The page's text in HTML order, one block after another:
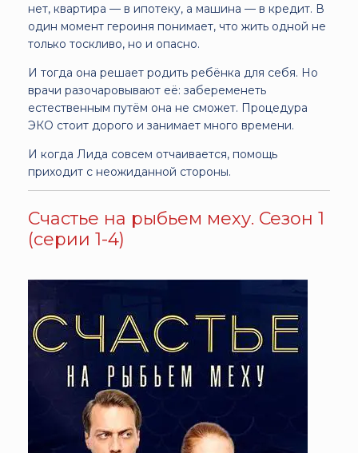
нет, квартира — в ипотеку, а машина — в кредит. В
один момент героиня понимает, что жить одной не
только тоскливо, но и опасно.
И тогда она решает родить ребёнка для себя. Но
врачи разочаровывают её: забеременеть
естественным путём она не сможет. Процедура
ЭКО стоит дорого и занимает много времени.
И когда Лида совсем отчаивается, помощь
приходит с неожиданной стороны.
Счастье на рыбьем меху. Сезон 1
(серии 1-4)